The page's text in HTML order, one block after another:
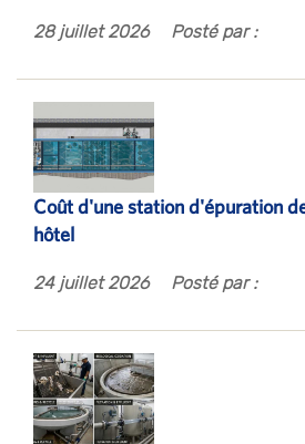
28 juillet 2026 Posté par :
Coût d'une station d'épuration
hôtel
24 juillet 2026 Posté par :